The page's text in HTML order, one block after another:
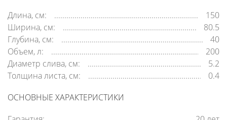
Длина, см:
150
Ширина, см:
80.5
Глубина, см:
40
Объем, л:
200
Диаметр слива, см:
5.2
Толщина листа, см:
0.4
ОСНОВНЫЕ ХАРАКТЕРИСТИКИ